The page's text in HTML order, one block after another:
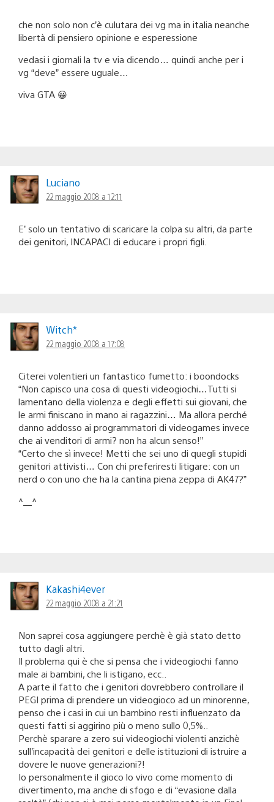
che non solo non c’è culutara dei vg ma in italia neanche
libertà di pensiero opinione e esperessione
vedasi i giornali la tv e via dicendo… quindi anche per i
vg “deve” essere uguale…
viva GTA 😀
Luciano
22 maggio 2008 a 12:11
E’ solo un tentativo di scaricare la colpa su altri, da parte
dei genitori, INCAPACI di educare i propri figli.
Witch*
22 maggio 2008 a 17:08
Citerei volentieri un fantastico fumetto: i boondocks
“Non capisco una cosa di questi videogiochi…Tutti si
lamentano della violenza e degli effetti sui giovani, che
le armi finiscano in mano ai ragazzini… Ma allora perché
danno addosso ai programmatori di videogames invece
che ai venditori di armi? non ha alcun senso!”
“Certo che sì invece! Metti che sei uno di quegli stupidi
genitori attivisti… Con chi preferiresti litigare: con un
nerd o con uno che ha la cantina piena zeppa di AK47?”
^__^
Kakashi4ever
22 maggio 2008 a 21:21
Non saprei cosa aggiungere perchè è già stato detto
tutto dagli altri.
Il problema qui è che si pensa che i videogiochi fanno
male ai bambini, che li istigano, ecc..
A parte il fatto che i genitori dovrebbero controllare il
PEGI prima di prendere un videogioco ad un minorenne,
penso che i casi in cui un bambino resti influenzato da
questi fatti si aggirino più o meno sullo 0,5%..
Perchè sparare a zero sui videogiochi violenti anzichè
sull’incapacità dei genitori e delle istituzioni di istruire a
dovere le nuove generazioni?!
Io personalmente il gioco lo vivo come momento di
divertimento, ma anche di sfogo e di “evasione dalla